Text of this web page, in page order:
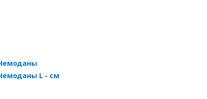
L - см